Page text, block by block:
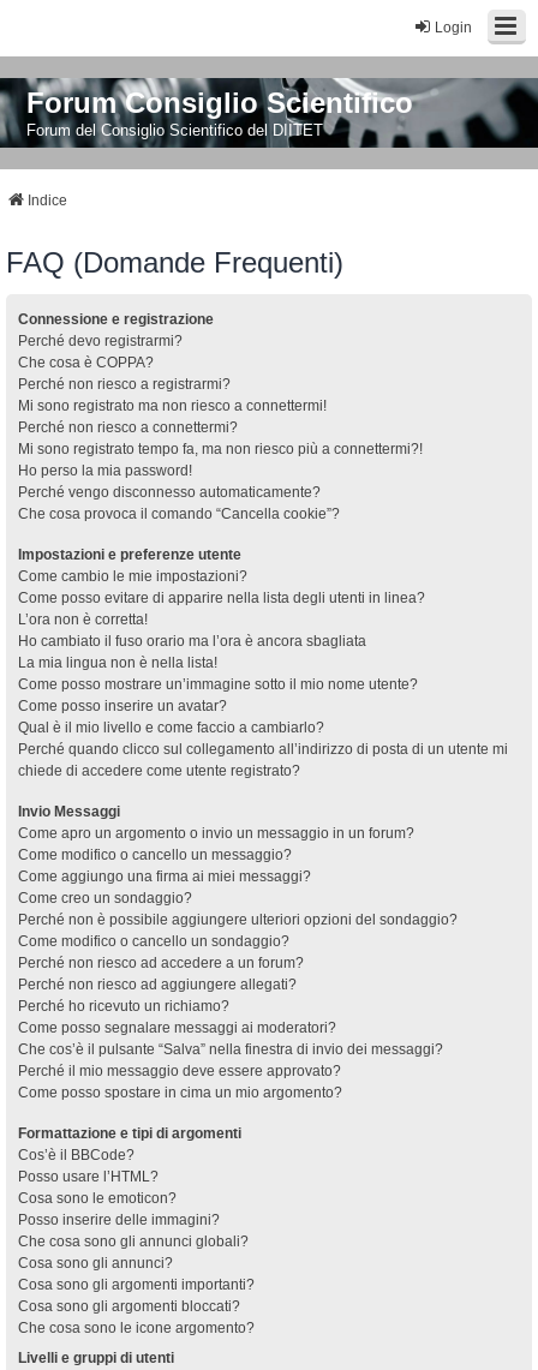
Login
Forum Consiglio Scientifico
Forum del Consiglio Scientifico del DIITET
Indice
FAQ (Domande Frequenti)
Connessione e registrazione
Perché devo registrarmi?
Che cosa è COPPA?
Perché non riesco a registrarmi?
Mi sono registrato ma non riesco a connettermi!
Perché non riesco a connettermi?
Mi sono registrato tempo fa, ma non riesco più a connettermi?!
Ho perso la mia password!
Perché vengo disconnesso automaticamente?
Che cosa provoca il comando “Cancella cookie”?
Impostazioni e preferenze utente
Come cambio le mie impostazioni?
Come posso evitare di apparire nella lista degli utenti in linea?
L’ora non è corretta!
Ho cambiato il fuso orario ma l’ora è ancora sbagliata
La mia lingua non è nella lista!
Come posso mostrare un’immagine sotto il mio nome utente?
Come posso inserire un avatar?
Qual è il mio livello e come faccio a cambiarlo?
Perché quando clicco sul collegamento all’indirizzo di posta di un utente mi
chiede di accedere come utente registrato?
Invio Messaggi
Come apro un argomento o invio un messaggio in un forum?
Come modifico o cancello un messaggio?
Come aggiungo una firma ai miei messaggi?
Come creo un sondaggio?
Perché non è possibile aggiungere ulteriori opzioni del sondaggio?
Come modifico o cancello un sondaggio?
Perché non riesco ad accedere a un forum?
Perché non riesco ad aggiungere allegati?
Perché ho ricevuto un richiamo?
Come posso segnalare messaggi ai moderatori?
Che cos’è il pulsante “Salva” nella finestra di invio dei messaggi?
Perché il mio messaggio deve essere approvato?
Come posso spostare in cima un mio argomento?
Formattazione e tipi di argomenti
Cos’è il BBCode?
Posso usare l’HTML?
Cosa sono le emoticon?
Posso inserire delle immagini?
Che cosa sono gli annunci globali?
Cosa sono gli annunci?
Cosa sono gli argomenti importanti?
Cosa sono gli argomenti bloccati?
Che cosa sono le icone argomento?
Livelli e gruppi di utenti